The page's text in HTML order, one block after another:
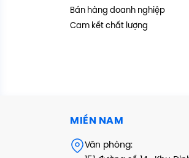
Bán hàng doanh nghiệp
Cam kết chất lượng
MIỀN NAM
Văn phòng: